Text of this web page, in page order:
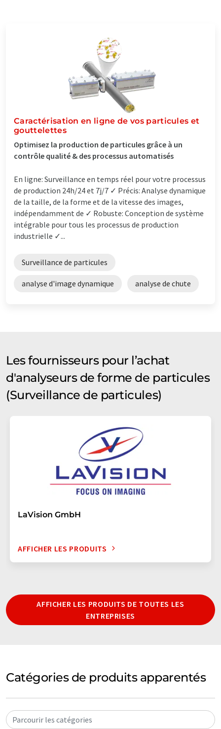
Caractérisation en ligne de vos particules et
gouttelettes
Optimisez la production de particules grâce à un
contrôle qualité & des processus automatisés
En ligne: Surveillance en temps réel pour votre processus
de production 24h/24 et 7j/7 ✓ Précis: Analyse dynamique
de la taille, de la forme et de la vitesse des images,
indépendamment de ✓ Robuste: Conception de système
intégrable pour tous les processus de production
industrielle ✓...
Surveillance de particules
analyse d'image dynamique analyse de chute
Les fournisseurs pour l’achat
d'analyseurs de forme de particules
(Surveillance de particules)
LaVision GmbH
AFFICHER LES PRODUITS
AFFICHER LES PRODUITS DE TOUTES LES
ENTREPRISES
Catégories de produits apparentés
Parcourir les catégories